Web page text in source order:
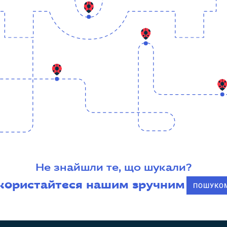
Не знайшли те, що шукали?
нашим зручним